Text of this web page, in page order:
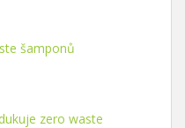
šamponů
zero waste